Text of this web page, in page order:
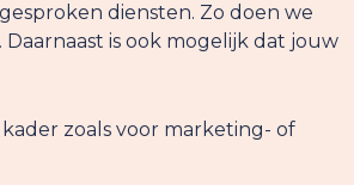
diensten. Zo doen we
is ook mogelijk dat jouw
zoals voor marketing- of